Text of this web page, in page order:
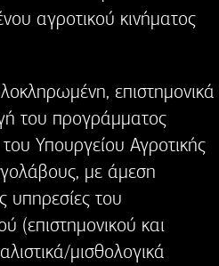
αγροτικού κινήματος
επιστημονικά
του προγράμματος
Υπουργείου Αγροτικής
με άμεση
υπηρεσίες του
(επιστημονικού και
μισθολογικά